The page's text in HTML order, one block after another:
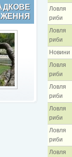
Ловля
риби
Ловля
риби
Новини
Ловля
риби
Ловля
риби
Ловля
риби
Ловля
риби
Ловля